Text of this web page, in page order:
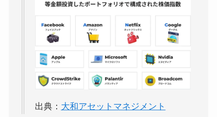
出典： 大和アセットマネジメント